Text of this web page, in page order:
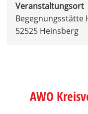
Veranstaltungsort
Begegnungsstätte
52525 Heinsberg
AWO